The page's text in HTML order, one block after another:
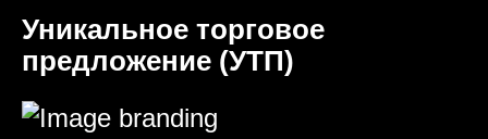
Уникальное торговое
предложение (УТП)